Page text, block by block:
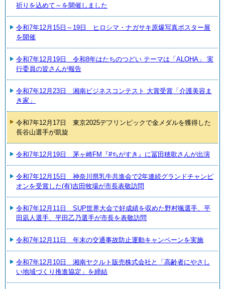
祈りを込めて～を開催しました
令和7年12月15日～19日 ヒロシマ・ナガサキ原爆写真ポスター展
を開催
令和7年12月19日 令和8年はたちのつどい テーマは「ALOHA」 実
行委員の皆さんが報告
令和7年12月23日 湘南ビジネスコンテスト 大賞受賞「介護美容ま
き家」
令和7年12月17日 東京2025デフリンピックで金メダルを獲得した
長谷山選手が凱旋
令和7年12月19日 茅ヶ崎FM『#ちがすき』に冨田穂歌さんが出演
令和7年12月15日 神奈川県乳牛共進会で2年連続グランドチャンピ
オンを受賞した(有)吉田牧場が市長表敬訪問
令和7年12月11日 SUP世界大会で好成績を収めた野村颯選手、平
田凪人選手、平田乙乃選手が市長を表敬訪問
令和7年12月11日 年末の交通事故防止運動キャンペーンを実施
令和7年12月10日 湘南ヤクルト販売株式会社と「高齢者にやさし
い地域づくり推進協定」を締結